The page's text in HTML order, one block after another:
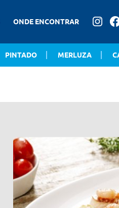
ONDE ENCONTRAR
PINTADO MERLUZA